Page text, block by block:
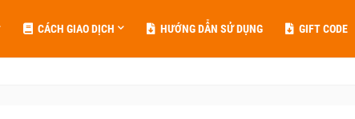
CÁCH GIAO DỊCH HƯỚNG DẪN SỬ DỤNG GIFT CODE